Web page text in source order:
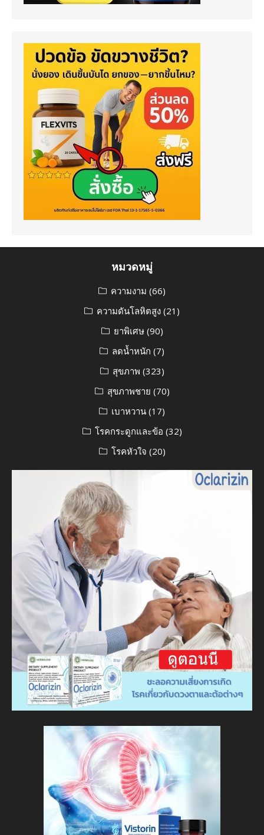
หมวดหมู่
ความงาม (66)
ความดันโลหิตสูง (21)
ยาพิเศษ(90)
ลดน้ำหนัก (7)
สุขภาพ (323)
สุขภาพชาย (70)
เบาหวาน (17)
โรคกระดูกและข้อ (32)
โรคหัวใจ (20)